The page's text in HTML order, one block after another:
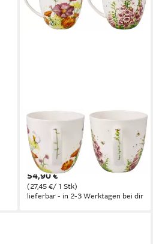
DEKOMIRO
Becher Goebel 2teilig Tasse
Set mit floralen Motiven rose,
2-tlg., Porzellan
54,90 €
(27,45 €/ 1 Stk)
lieferbar - in 2-3 Werktagen bei dir